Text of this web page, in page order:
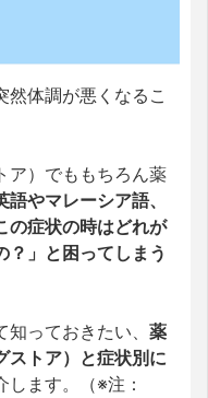
然体調が悪くなるこ
ア）でももちろん薬
語やマレーシア語、
の症状の時はどれが
？」と困ってしまう
っておきたい、 薬
ストア）と症状別に
します。（※注：